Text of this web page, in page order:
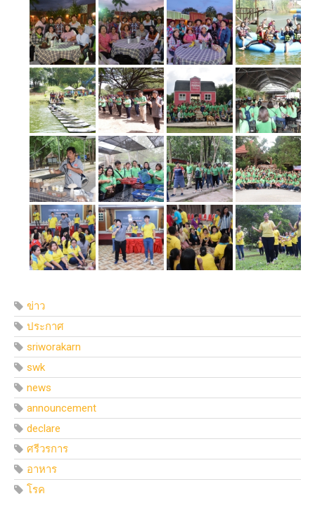
ข่าว
ประกาศ
sriworakarn
swk
news
announcement
declare
ศรีวรการ
อาหาร
โรค